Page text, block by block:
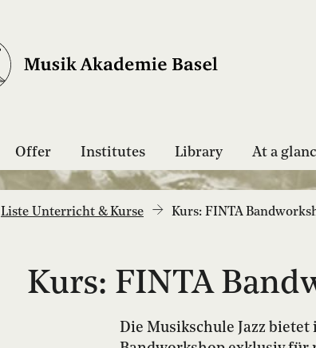
Offer Institutes Library At a
Liste Unterricht & Kurse Kurs: FINTA
Kurs: FINTA
Die Musikschule Jazz